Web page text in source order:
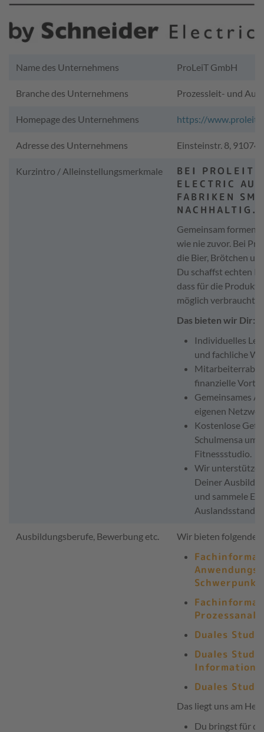
Name des Unternehmens ProLeiT GmbH
Branche des Unternehmens Prozessleit- und
Homepage des Unternehmens https://
Adresse des Unternehmens Einsteinstr. 8, 91074
Kurzintro / Alleinstellungsmerkmale
BEI PROLEIT
ELECTRIC
FABRIKEN
NACHHALTIG.
Gemeinsam formen
wie nie zuvor. Bei
die Bier, Brötchen
Du schaffst echten
dass für die
möglich verbraucht
Das bieten wir Dir:
Individuelles
und fachliche
finanzielle
Gemeinsames
eigenen
Kostenlose
Schulmensa um
Fitnessstudio.
Wir
Deiner
und sammele
Ausbildungsberufe, Bewerbung etc. Wir bieten folgende
Schwerpunkt
Duales
Duales
Duales
Das liegt uns am
Du bringst für